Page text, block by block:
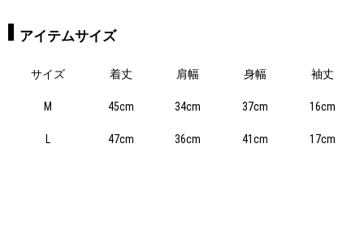
アイテムサイズ
サイズ 着丈 肩幅 身幅 袖丈
M 45cm 34cm 37cm 16cm
L 47cm 36cm 41cm 17cm